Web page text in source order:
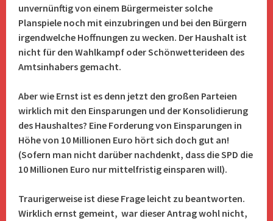
unvernünftig von einem Bürgermeister solche
Planspiele noch mit einzubringen und bei den Bürgern
irgendwelche Hoffnungen zu wecken. Der Haushalt ist
nicht für den Wahlkampf oder Schönwetterideen des
Amtsinhabers gemacht.
Aber wie Ernst ist es denn jetzt den großen Parteien
wirklich mit den Einsparungen und der Konsolidierung
des Haushaltes? Eine Forderung von Einsparungen in
Höhe von 10 Millionen Euro hört sich doch gut an!
(Sofern man nicht darüber nachdenkt, dass die SPD die
10 Millionen Euro nur mittelfristig einsparen will).
Traurigerweise ist diese Frage leicht zu beantworten.
Wirklich ernst gemeint, war dieser Antrag wohl nicht,